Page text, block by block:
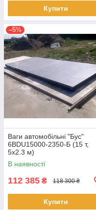
Купити
–5%
Ваги автомобільні "Бус"
6BDU15000-2350-Б (15 т,
5х2.3 м)
В наявності
112 385 ₴ 118 300 ₴
Купити